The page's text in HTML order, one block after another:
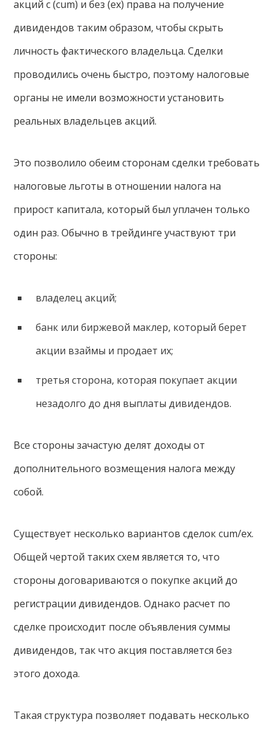
акций с (cum) и без (ex) права на получение
дивидендов таким образом, чтобы скрыть
личность фактического владельца. Сделки
проводились очень быстро, поэтому налоговые
органы не имели возможности установить
реальных владельцев акций.
Это позволило обеим сторонам сделки требовать
налоговые льготы в отношении налога на
прирост капитала, который был уплачен только
один раз. Обычно в трейдинге участвуют три
стороны:
владелец акций;
банк или биржевой маклер, который берет
акции взаймы и продает их;
третья сторона, которая покупает акции
незадолго до дня выплаты дивидендов.
Все стороны зачастую делят доходы от
дополнительного возмещения налога между
собой.
Существует несколько вариантов сделок cum/ex.
Общей чертой таких схем является то, что
стороны договариваются о покупке акций до
регистрации дивидендов. Однако расчет по
сделке происходит после объявления суммы
дивидендов, так что акция поставляется без
этого дохода.
Такая структура позволяет подавать несколько